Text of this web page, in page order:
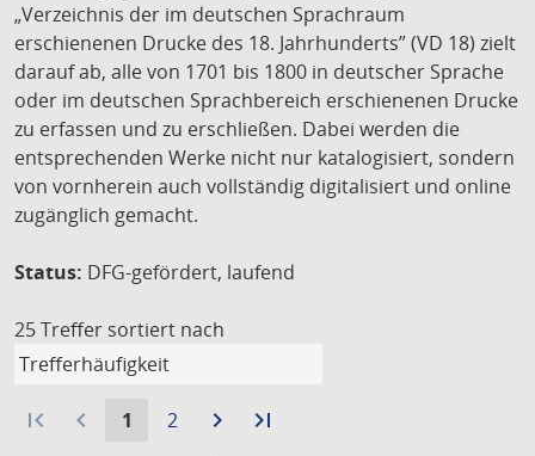
„Verzeichnis der im deutschen Sprachraum
erschienenen Drucke des 18. Jahrhunderts” (VD 18) zielt
darauf ab, alle von 1701 bis 1800 in deutscher Sprache
oder im deutschen Sprachbereich erschienenen Drucke
zu erfassen und zu erschließen. Dabei werden die
entsprechenden Werke nicht nur katalogisiert, sondern
von vornherein auch vollständig digitalisiert und online
zugänglich gemacht.
Status: DFG-gefördert, laufend
25 Treffer sortiert nach
first_page navigate_before
Aktuelle
1
Gehe
2 navigate_next
Zurlast_page